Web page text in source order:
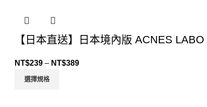
【日本直送】日本境內版 ACNES
NT$239 – NT$389
選擇規格